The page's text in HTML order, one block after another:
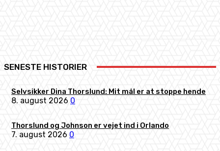
SENESTE HISTORIER
Selvsikker Dina Thorslund: Mit mål er at stoppe hende
8. august 2026 0
Thorslund og Johnson er vejet ind i Orlando
7. august 2026 0